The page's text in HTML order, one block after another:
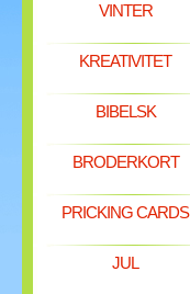
VINTER
KREATIVITET
BIBELSK
BRODERKORT
PRICKING CARDS
JUL